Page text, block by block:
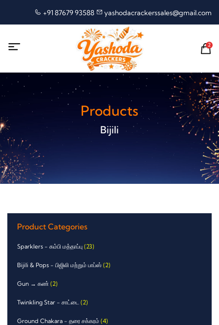
+91 87679 93588 yashodacrackerssales@gmail.com
2
Products
Bijili
Product Categories
Sparklers - கம்பி மத்தாப்பு (23)
Bijili & Pops - பிஜிலி மற்றும் பாப்ஸ் (2)
Gun → கண் (2)
Twinkling Star - சாட்டை (2)
Ground Chakara - தரை சக்கரம் (4)